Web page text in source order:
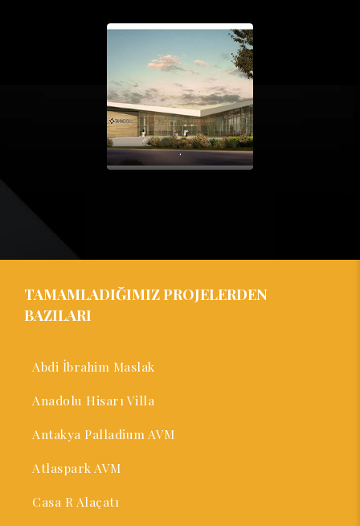
.
TAMAMLADIĞIMIZ PROJELERDEN
BAZILARI
Abdi İbrahim Maslak
Anadolu Hisarı Villa
Antakya Palladium AVM
Atlaspark AVM
Casa R Alaçatı